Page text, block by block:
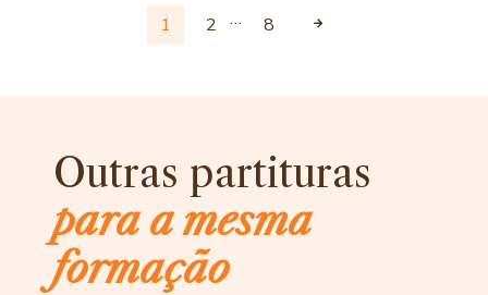
1 2 … 8
Outras partituras
para a mesma
formação